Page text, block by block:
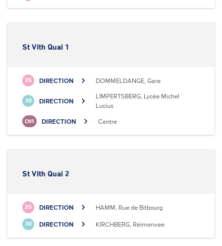
St Vith Quai 1
25 DIRECTION DOMMELDANGE, Gare
30 DIRECTION
LIMPERTSBERG, Lycée Michel
Lucius
CN5 DIRECTION Centre
St Vith Quai 2
25 DIRECTION HAMM, Rue de Bitbourg
30 DIRECTION KIRCHBERG, Réimerwee